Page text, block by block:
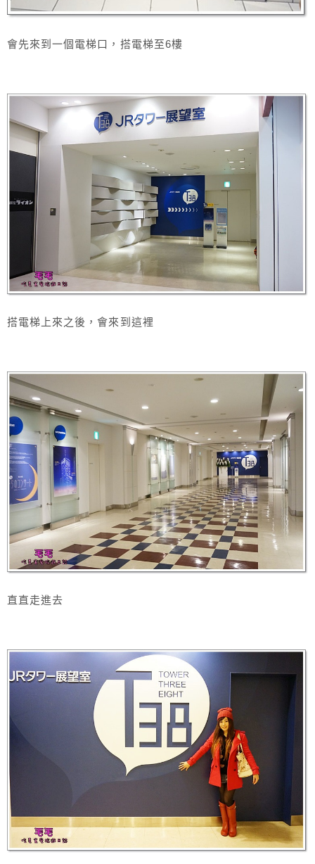
會先來到一個電梯口，搭電梯至6樓
搭電梯上來之後，會來到這裡
直直走進去